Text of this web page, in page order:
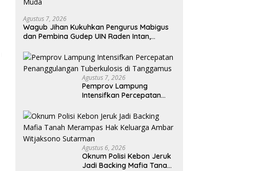
Agustus 7, 2026
Wagub Jihan Kukuhkan Pengurus Mabigus
dan Pembina Gudep UIN Raden Intan,
Generasi Muda
Agustus 7, 2026
Pemprov Lampung
Intensifkan Percepatan
Tuberkulosis di
Tanggamus
Agustus 6, 2026
Oknum Polisi Kebon Jeruk
Jadi Backing Mafia Tanah